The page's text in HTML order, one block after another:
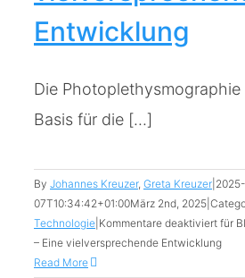
Entwicklung
Die Photoplethysmographie
Basis für die [...]
By Johannes Kreuzer, Greta Kreuzer
07T10:34:42+01:00März 2nd, 2025
Technologie Kommentare deaktiviert für
– Eine vielversprechende Entwicklung
Read More